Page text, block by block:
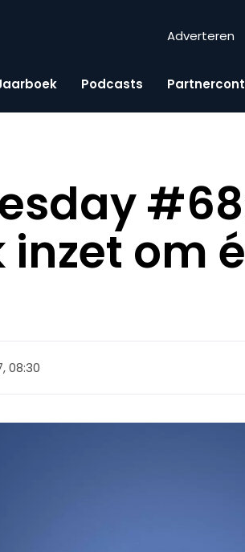
Adverteren
Podcasts
inzet om
08:30